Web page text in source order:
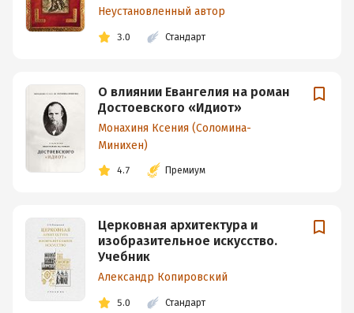
Неустановленный автор
3.0 Стандарт
О влиянии Евангелия на роман
Достоевского «Идиот»
Монахиня Ксения (Соломина-
Минихен)
4.7 Премиум
Церковная архитектура и
изобразительное искусство.
Учебник
Александр Копировский
5.0 Стандарт